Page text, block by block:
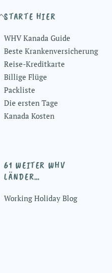
Back
Top
STARTE HIER
WHV Kanada Guide
Beste Krankenversicherung
Reise-Kreditkarte
Billige Flüge
Packliste
Die ersten Tage
Kanada Kosten
61 WEITER WHV
LÄNDER…
Working Holiday Blog